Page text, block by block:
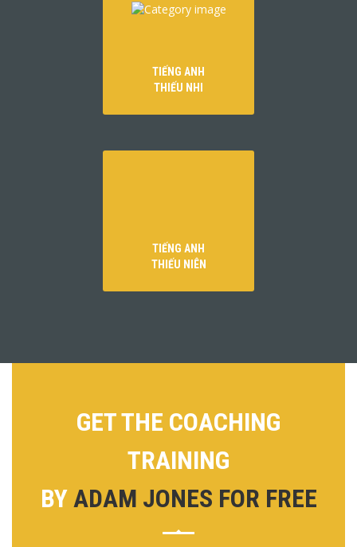
TIẾNG ANH
THIẾU NHI
TIẾNG ANH
THIẾU NIÊN
GET THE COACHING
TRAINING
BYADAM JONES FOR FREE